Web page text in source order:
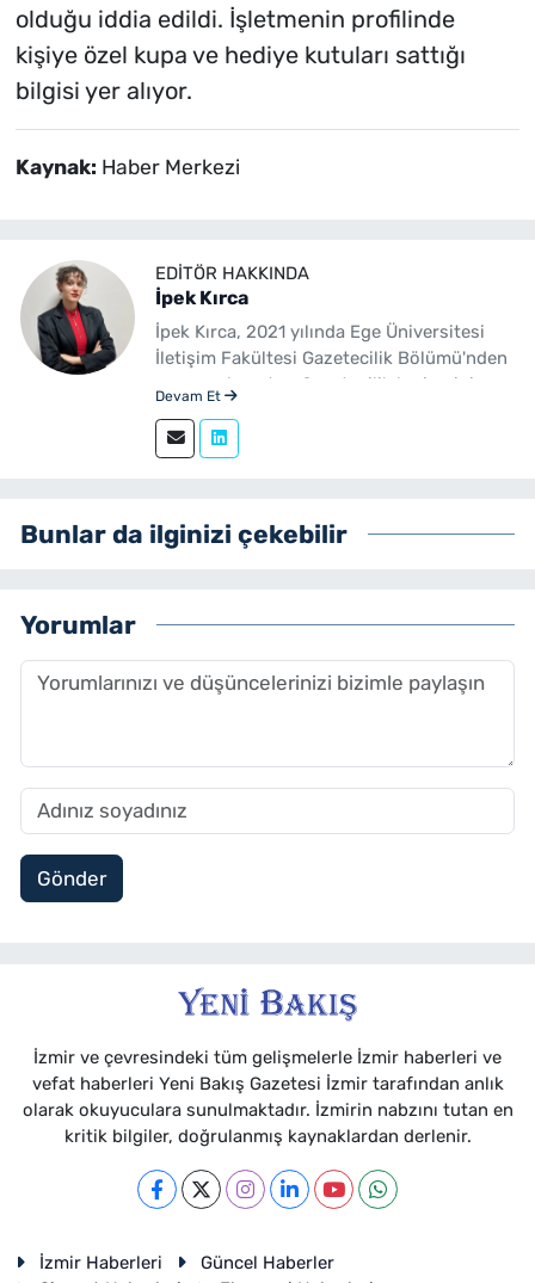
olduğu iddia edildi. İşletmenin profilinde
kişiye özel kupa ve hediye kutuları sattığı
bilgisi yer alıyor.
Kaynak: Haber Merkezi
EDITÖR HAKKINDA
İpek Kırca
İpek Kırca, 2021 yılında Ege Üniversitesi
İletişim Fakültesi Gazetecilik Bölümü'nden
mezun olmuştur. Gazetecilik kariyerini
yenibakishaber.com bünyesinde muhabir
ve editör olarak görev yapmaktadır.
Devam Et
Bunlar da ilginizi çekebilir
Yorumlar
Gönder
İzmir ve çevresindeki tüm gelişmelerle İzmir haberleri ve
vefat haberleri Yeni Bakış Gazetesi İzmir tarafından anlık
olarak okuyuculara sunulmaktadır. İzmirin nabzını tutan en
kritik bilgiler, doğrulanmış kaynaklardan derlenir.
İzmir Haberleri
Güncel Haberler